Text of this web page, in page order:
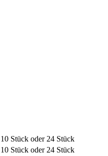
10 Stück oder 24 Stück
10 Stück oder 24 Stück